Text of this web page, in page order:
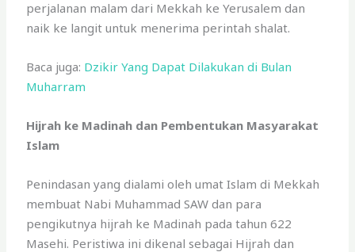
perjalanan malam dari Mekkah ke Yerusalem dan
naik ke langit untuk menerima perintah shalat.
Baca juga: Dzikir Yang Dapat Dilakukan di Bulan
Muharram
Hijrah ke Madinah dan Pembentukan Masyarakat
Islam
Penindasan yang dialami oleh umat Islam di Mekkah
membuat Nabi Muhammad SAW dan para
pengikutnya hijrah ke Madinah pada tahun 622
Masehi. Peristiwa ini dikenal sebagai Hijrah dan